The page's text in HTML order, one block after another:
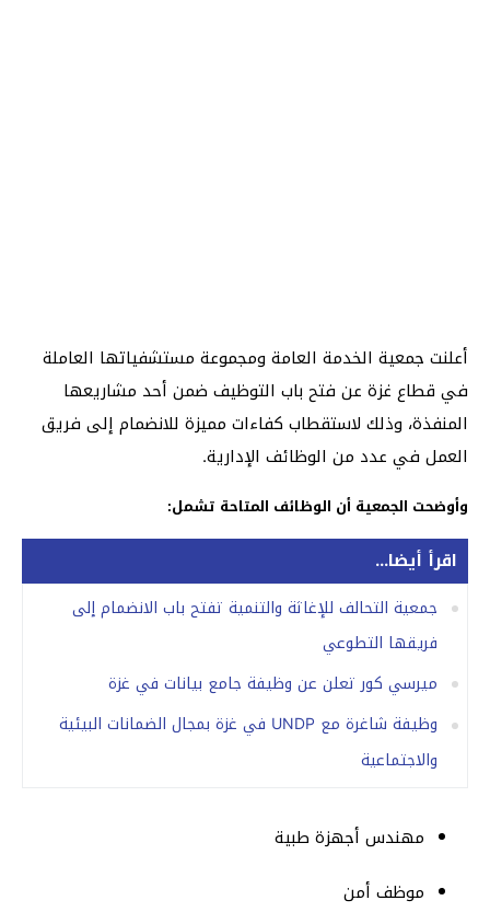
أعلنت جمعية الخدمة العامة ومجموعة مستشفياتها العاملة
في قطاع غزة عن فتح باب التوظيف ضمن أحد مشاريعها
المنفذة، وذلك لاستقطاب كفاءات مميزة للانضمام إلى فريق
العمل في عدد من الوظائف الإدارية.
وأوضحت الجمعية أن الوظائف المتاحة تشمل:
اقرأ أيضا...
جمعية التحالف للإغاثة والتنمية تفتح باب الانضمام إلى
فريقها التطوعي
ميرسي كور تعلن عن وظيفة جامع بيانات في غزة
وظيفة شاغرة مع UNDP في غزة بمجال الضمانات البيئية
والاجتماعية
مهندس أجهزة طبية
موظف أمن